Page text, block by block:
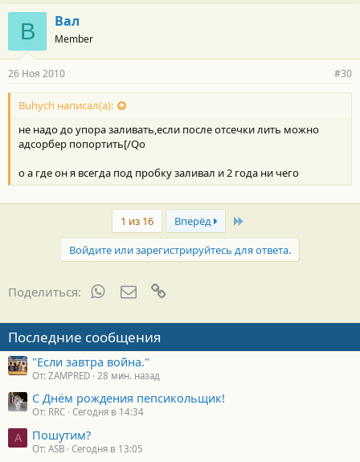
В Вал
Member
26 Ноя 2010 #30
Buhych написал(а):
не надо до упора заливать,если после отсечки лить можно
адсорбер попортить[/Qо
о а где он я всегда под пробку заливал и 2 года ни чего
1 из 16 Вперёд
Войдите или зарегистрируйтесь для ответа.
Поделиться: WhatsAppЭлектронная почта
Последние сообщения
"Если завтра война."
От: ZAMPRED 28 мин. назад
С Днём рождения пепсикольщик!
От: RRC Сегодня в 14:34
A Пошутим?
От: ASB Сегодня в 13:05